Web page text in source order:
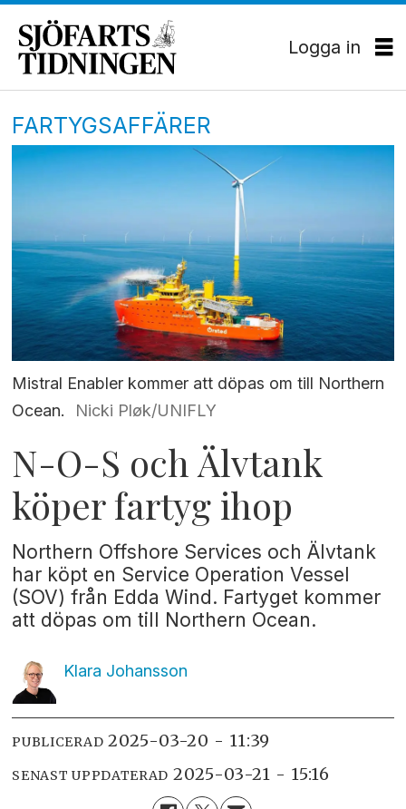
Logga in
FARTYGSAFFÄRER
Mistral Enabler kommer att döpas om till Northern
Ocean.
Nicki Pløk/UNIFLY
N-O-S och Älvtank
köper fartyg ihop
Northern Offshore Services och Älvtank
har köpt en Service Operation Vessel
(SOV) från Edda Wind. Fartyget kommer
att döpas om till Northern Ocean.
Klara Johansson
PUBLICERAD 2025-03-20 - 11:39
SENAST UPPDATERAD 2025-03-21 - 15:16